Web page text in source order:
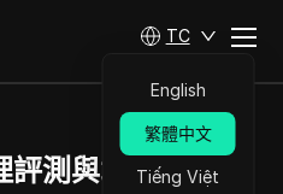
TC
English
繁體中文
Tiếng Việt
測與增強線上隱